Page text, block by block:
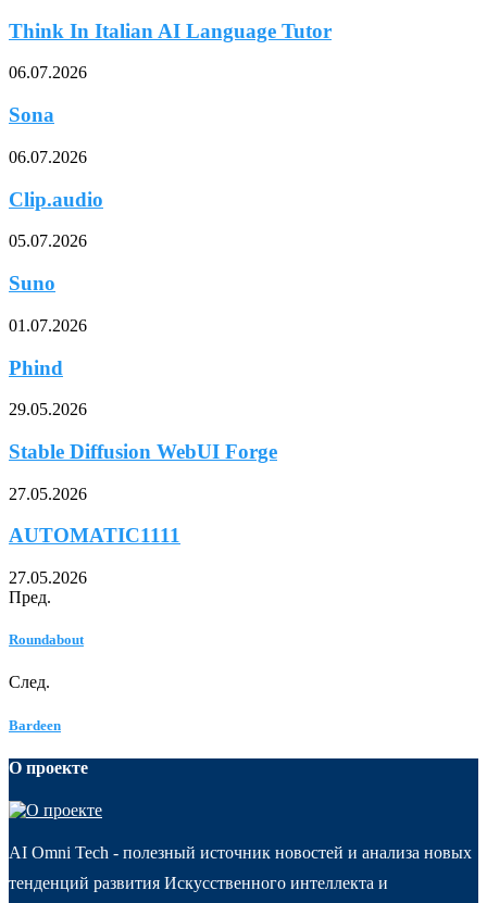
Think In Italian AI Language Tutor
06.07.2026
Sona
06.07.2026
Clip.audio
05.07.2026
Suno
01.07.2026
Phind
29.05.2026
Stable Diffusion WebUI Forge
27.05.2026
AUTOMATIC1111
27.05.2026
Пред.
Roundabout
След.
Bardeen
О проекте
AI Omni Tech - полезный источник новостей и анализа новых
тенденций развития Искусственного интеллекта и